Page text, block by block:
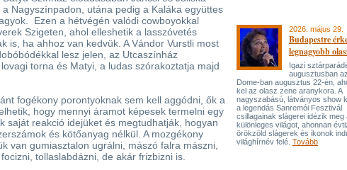
Nagyszínpadon, utána pedig a Kaláka együttes
Ezen a hétvégén valódi cowboyokkal
Szigeten, ahol elleshetik a lasszóvetés
is, ha ahhoz van kedvük. A Vándor Vurstli most
lesz jelen, az Utcaszínház
torna és Matyi, a ludas szórakoztatja majd
fogékony porontyoknak sem kell aggódni, ők a
hogy mennyi áramot képesek termelni egy
saját reakció idejüket és megtudhatják, hogyan
és kötőanyag nélkül. A mozgékony
van gumiasztalon ugrálni, mászó falra mászni,
tollaslabdázni, de akár frizbizni is.
2026. május 29.
Budapestre
legnagyobb
Igazi
augusztusban
Dome-ban augusztus 22-én,
kel az olasz zene aranykora. A
nagyszabású, látványos show
a legendás Sanremói Fesztivál
csillagainak slágerei idézik meg
különleges világot, ahonnan
örökzöld slágerek és ikonok
világhírnév felé. Tovább